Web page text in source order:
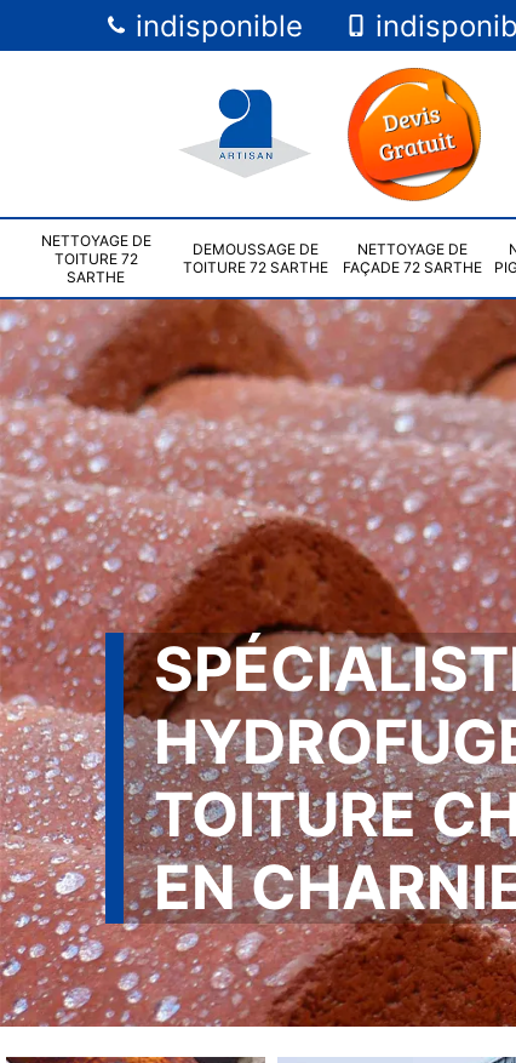
indisponible
NETTOYAGE DE
TOITURE 72
SARTHE
DEMOUSSAGE DE
TOITURE 72 SARTHE
NETTOYAGE DE
FAÇADE 72 SARTHE
TOITURE
EN